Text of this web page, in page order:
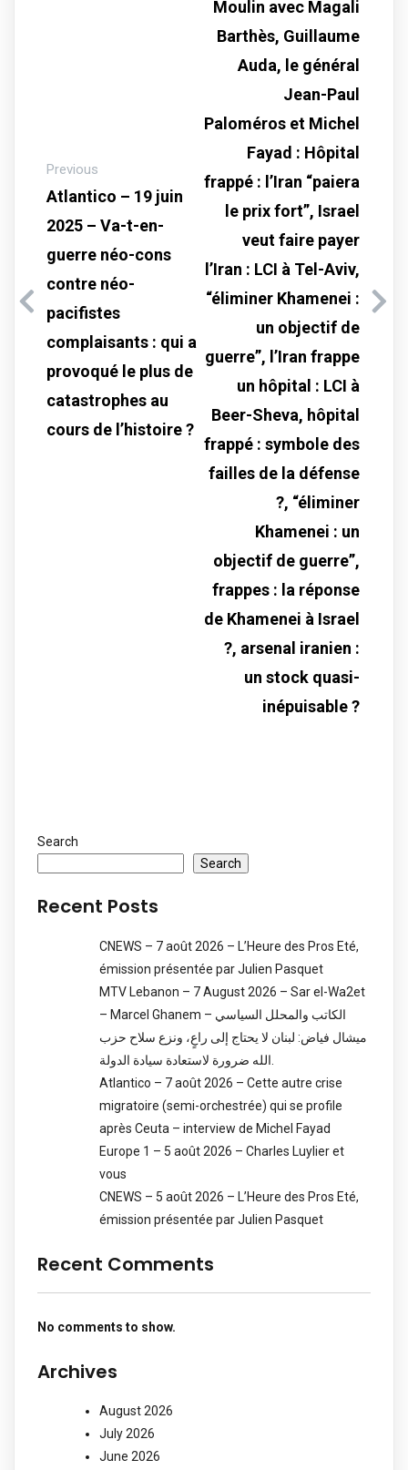
Previous
Atlantico – 19 juin
2025 – Va-t-en-
guerre néo-cons
contre néo-
pacifistes
complaisants : qui a
provoqué le plus de
catastrophes au
cours de l’histoire ?
Moulin avec Magali
Barthès, Guillaume
Auda, le général
Jean-Paul
Paloméros et Michel
Fayad : Hôpital
frappé : l’Iran “paiera
le prix fort”, Israel
veut faire payer
l’Iran : LCI à Tel-Aviv,
“éliminer Khamenei :
un objectif de
guerre”, l’Iran frappe
un hôpital : LCI à
Beer-Sheva, hôpital
frappé : symbole des
failles de la défense
?, “éliminer
Khamenei : un
objectif de guerre”,
frappes : la réponse
de Khamenei à Israel
?, arsenal iranien :
un stock quasi-
inépuisable ?
Search
Search
Recent Posts
CNEWS – 7 août 2026 – L’Heure des Pros Eté,
émission présentée par Julien Pasquet
MTV Lebanon – 7 August 2026 – Sar el-Wa2et
– Marcel Ghanem – الكاتب والمحلل السياسي
ميشال فياض: لبنان لا يحتاج إلى راعٍ، ونزع سلاح حزب
Atlantico – 7 août 2026 – Cette autre crise
migratoire (semi-orchestrée) qui se profile
après Ceuta – interview de Michel Fayad
Europe 1 – 5 août 2026 – Charles Luylier et
vous
CNEWS – 5 août 2026 – L’Heure des Pros Eté,
émission présentée par Julien Pasquet
Recent Comments
No comments to show.
Archives
August 2026
July 2026
June 2026